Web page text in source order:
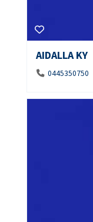
AIDALLA KY
0445350750